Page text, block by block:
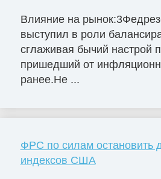
Влияние на
выступил в роли
сглаживая бычий настрой
пришедший от
ранее.Не ...
ФРС по силам остановить
индексов США